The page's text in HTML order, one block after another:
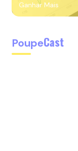
Ganhar Mais
PoupeCast